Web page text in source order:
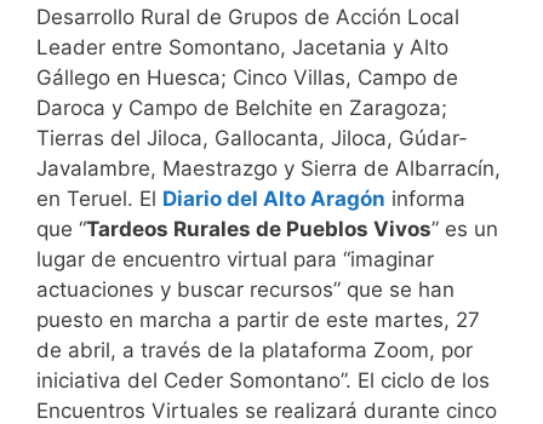
Desarrollo Rural de Grupos de Acción Local
Leader entre Somontano, Jacetania y Alto
Gállego en Huesca; Cinco Villas, Campo de
Daroca y Campo de Belchite en Zaragoza;
Tierras del Jiloca, Gallocanta, Jiloca, Gúdar-
Javalambre, Maestrazgo y Sierra de Albarracín,
en Teruel. El Diario del Alto Aragón informa
que “Tardeos Rurales de Pueblos Vivos” es un
lugar de encuentro virtual para “imaginar
actuaciones y buscar recursos” que se han
puesto en marcha a partir de este martes, 27
de abril, a través de la plataforma Zoom, por
iniciativa del Ceder Somontano”. El ciclo de los
Encuentros Virtuales se realizará durante cinco